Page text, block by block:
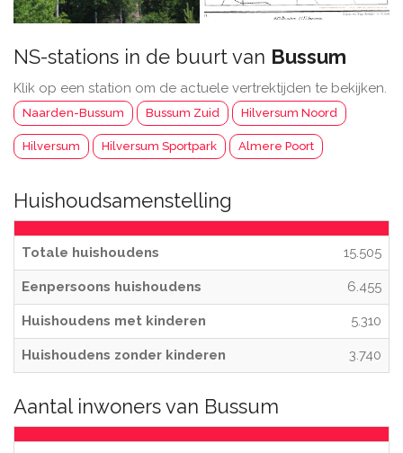
NS-stations in de buurt van Bussum
Klik op een station om de actuele vertrektijden te bekijken.
Naarden-Bussum Bussum Zuid Hilversum Noord
Hilversum Hilversum Sportpark Almere Poort
Huishoudsamenstelling
Totale huishoudens 15.505
Eenpersoons huishoudens 6.455
Huishoudens met kinderen 5.310
Huishoudens zonder kinderen 3.740
Aantal inwoners van Bussum